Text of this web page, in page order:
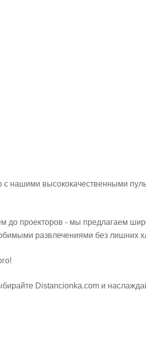
с нашими высококачественными
до проекторов - мы предлагаем
развлечениями без лишних
Distancionka.com и